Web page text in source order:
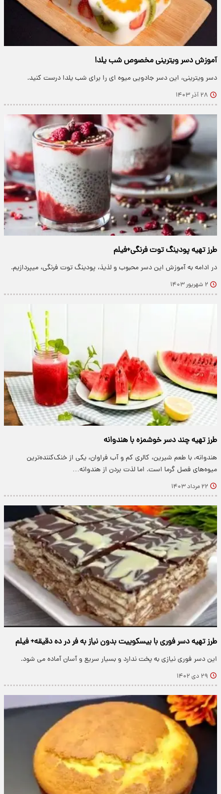
آموزش دسر ویترینی مخصوص شب یلدا
دسر ویترینی، این دسر جادویی میوه ای را برای شب یلدا درست کنید.
۲۸ آذر ۱۴۰۳
طرز تهیه پودینگ توت فرنگی+فیلم
در ادامه به آموزش این دسر محبوب و لذیذ، پودینگ توت فرنگی، میپردازیم.
۲ شهریور ۱۴۰۳
طرز تهیه چند دسر خوشمزه‌ با هندوانه
هندوانه، با طعم شیرین، کالری کم و آب فراوان، یکی از خنک‌کننده‌ترین
میوه‌های فصل گرما است. اما لذت بردن از هندوانه…
۲۲ مرداد ۱۴۰۳
طرز تهیه دسر فوری با بیسکوییت بدون نیاز به فر در ده دقیقه+ فیلم
این دسر فوری نیازی به پخت ندارد و بسیار سریع و آسان آماده می شود.
۲۹ دی ۱۴۰۲